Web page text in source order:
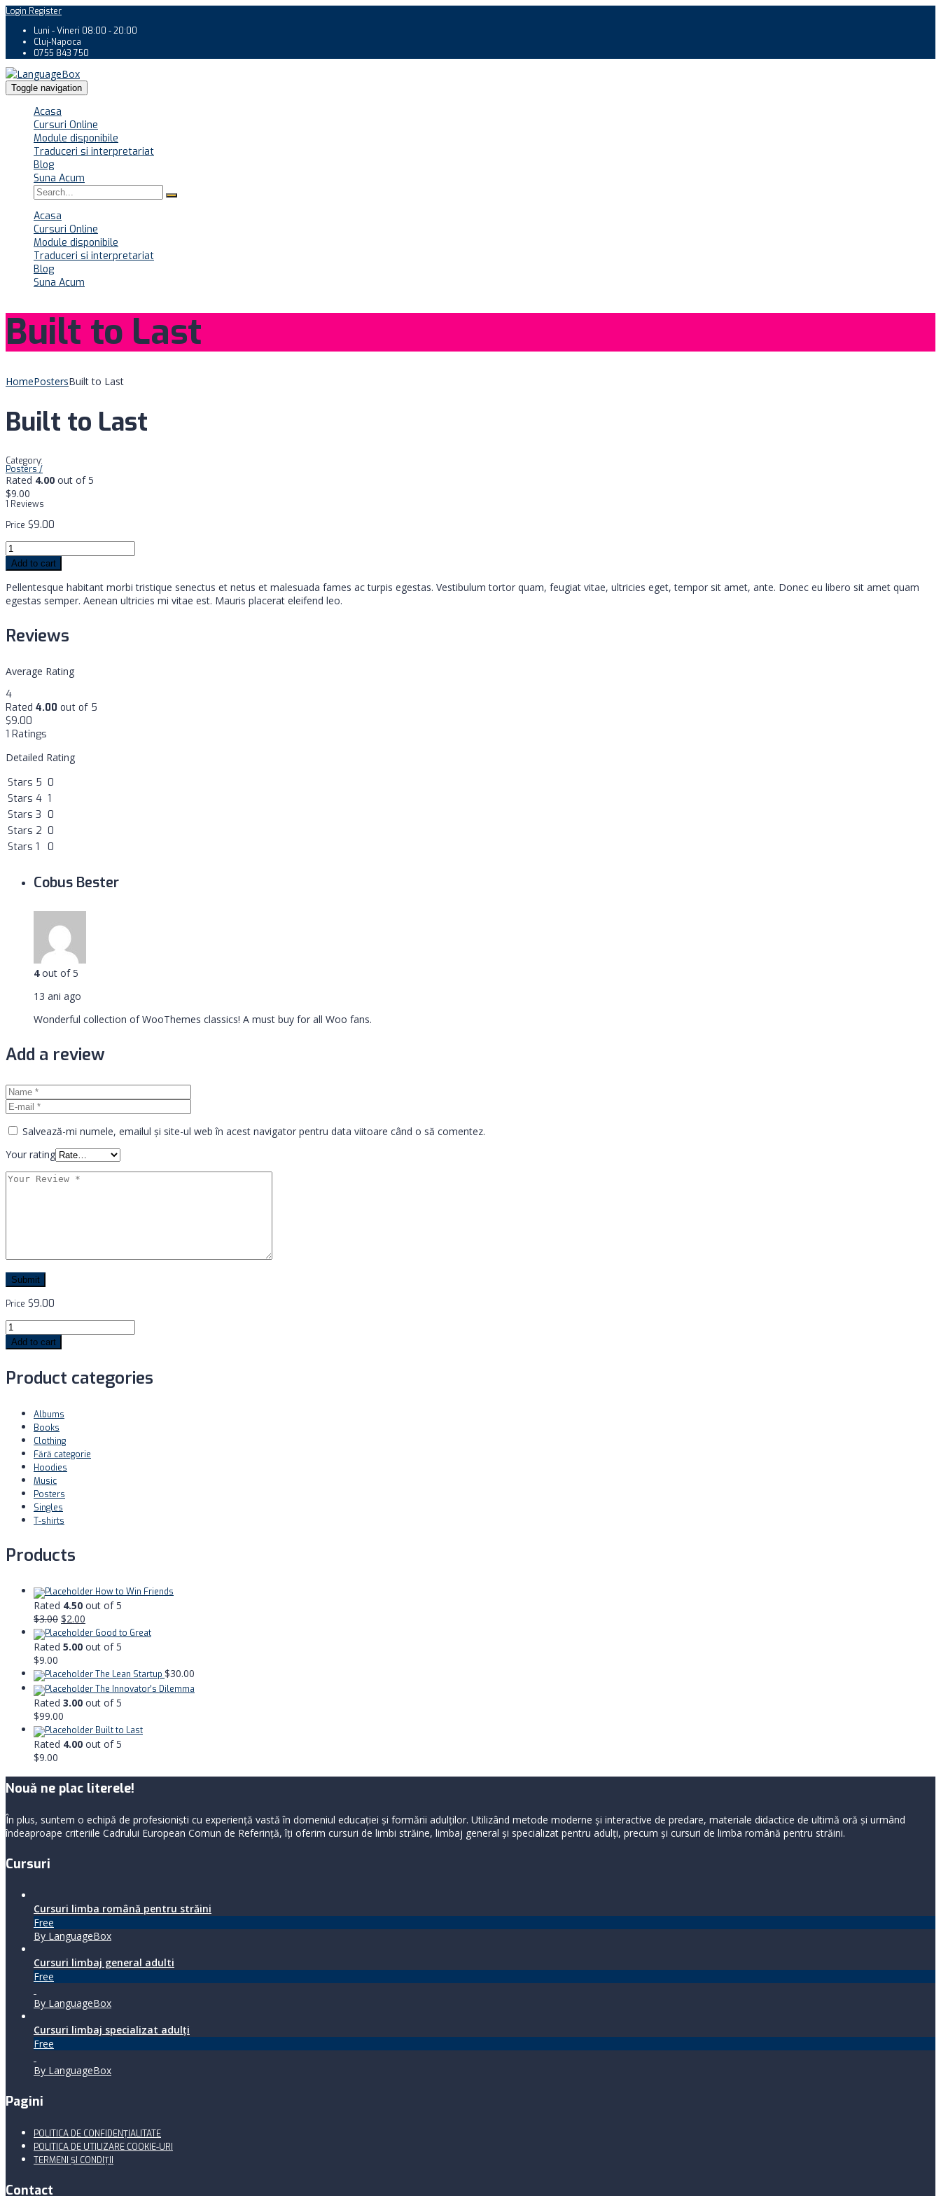
Login Register
Luni - Vineri 08:00 - 20:00
Cluj-Napoca
0755 843 750
Toggle navigation
Acasa
Cursuri Online
Module disponibile
Traduceri si interpretariat
Blog
Suna Acum
Acasa
Cursuri Online
Module disponibile
Traduceri si interpretariat
Blog
Suna Acum
Built to Last
HomePostersBuilt to Last
Built to Last
Category:
Posters/
Rated 4.00 out of 5
$9.00
1 Reviews
Price $9.00
Add to cart
Pellentesque habitant morbi tristique senectus et netus et malesuada fames ac turpis egestas. Vestibulum tortor quam, feugiat vitae, ultricies eget, tempor sit amet, ante. Donec eu libero sit amet quam
egestas semper. Aenean ultricies mi vitae est. Mauris placerat eleifend leo.
Reviews
Average Rating
4
Rated 4.00 out of 5
$9.00
1 Ratings
Detailed Rating
Stars 5 0
Stars 4 1
Stars 3 0
Stars 2 0
Stars 1
0
Cobus Bester
4out of 5
13 ani ago
Wonderful collection of WooThemes classics! A must buy for all Woo fans.
Add a review
Salvează-mi numele, emailul și site-ul web în acest navigator pentru data viitoare când o să comentez.
Your rating
Price $9.00
Add to cart
Product categories
Albums
Books
Clothing
Fără categorie
Hoodies
Music
Posters
Singles
T-shirts
Products
How to Win Friends
Rated 4.50 out of 5
$3.00 $2.00
Good to Great
Rated 5.00 out of 5
$9.00
The Lean Startup $30.00
The Innovator's Dilemma
Rated 3.00 out of 5
$99.00
Built to Last
Rated 4.00 out of 5
$9.00
Nouă ne plac literele!
În plus, suntem o echipă de profesioniști cu experiență vastă în domeniul educației și formării adulților. Utilizând metode moderne și interactive de predare, materiale didactice de ultimă oră și urmând
îndeaproape criteriile Cadrului European Comun de Referință, îți oferim cursuri de limbi străine, limbaj general şi specializat pentru adulți, precum și cursuri de limba română pentru străini.
Cursuri
Cursuri limba română pentru străini
Free
By LanguageBox
Cursuri limbaj general adulti
Free
By LanguageBox
Cursuri limbaj specializat adulţi
Free
By LanguageBox
Pagini
POLITICA DE CONFIDENȚIALITATE
POLITICA DE UTILIZARE COOKIE-URI
TERMENI ŞI CONDIŢII
Contact